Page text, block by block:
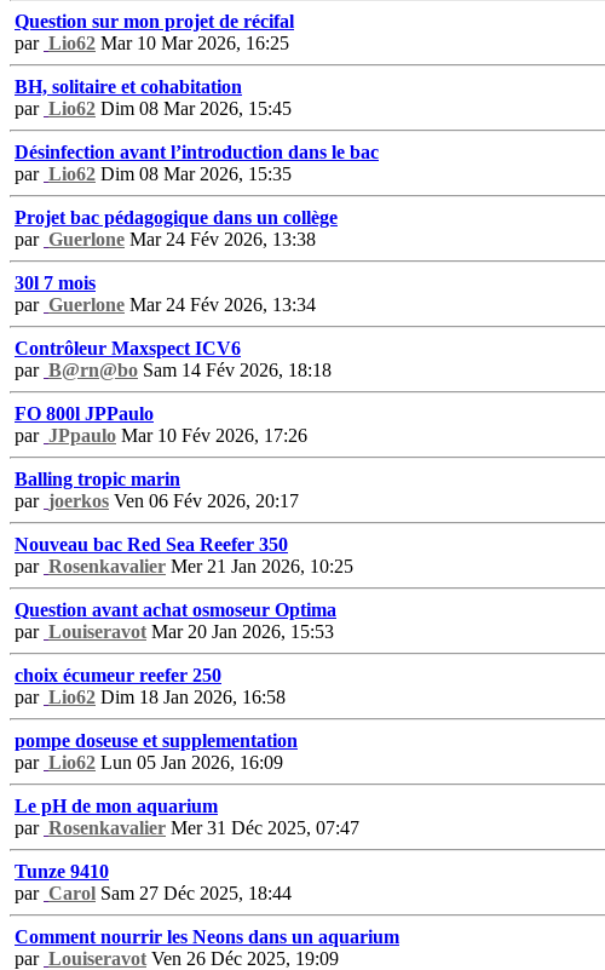
Question sur mon projet de récifal
par Lio62 Mar 10 Mar 2026, 16:25
BH, solitaire et cohabitation
par Lio62 Dim 08 Mar 2026, 15:45
Désinfection avant l’introduction dans le bac
par Lio62 Dim 08 Mar 2026, 15:35
Projet bac pédagogique dans un collège
par Guerlone Mar 24 Fév 2026, 13:38
30l 7 mois
par Guerlone Mar 24 Fév 2026, 13:34
Contrôleur Maxspect ICV6
par B@rn@bo Sam 14 Fév 2026, 18:18
FO 800l JPPaulo
par JPpaulo Mar 10 Fév 2026, 17:26
Balling tropic marin
par joerkos Ven 06 Fév 2026, 20:17
Nouveau bac Red Sea Reefer 350
par Rosenkavalier Mer 21 Jan 2026, 10:25
Question avant achat osmoseur Optima
par Louiseravot Mar 20 Jan 2026, 15:53
choix écumeur reefer 250
par Lio62 Dim 18 Jan 2026, 16:58
pompe doseuse et supplementation
par Lio62 Lun 05 Jan 2026, 16:09
Le pH de mon aquarium
par Rosenkavalier Mer 31 Déc 2025, 07:47
Tunze 9410
par Carol Sam 27 Déc 2025, 18:44
Comment nourrir les Neons dans un aquarium
par Louiseravot Ven 26 Déc 2025, 19:09